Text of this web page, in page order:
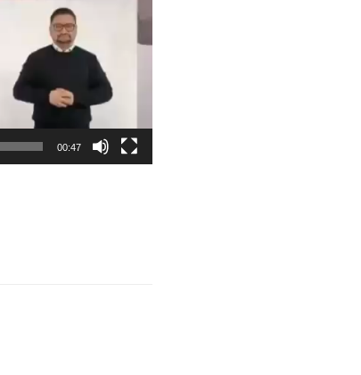
00:47